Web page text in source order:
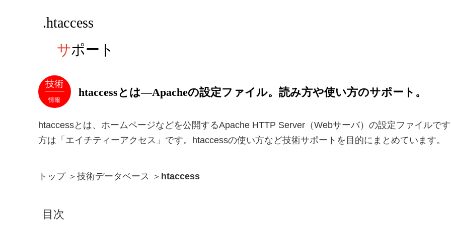
htaccessとは―Apacheの設定ファイル。読み方や使い方のサポート。
技術
情報
htaccessとは、ホームページなどを公開するApache HTTP Server（Webサーバ）の設定ファイルで
方は「エイチティーアクセス」です。htaccessの使い方など技術サポートを目的にまとめています。
トップ＞ 技術データベース ＞ htaccess
目次